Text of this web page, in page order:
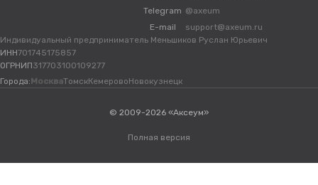
Telegram @axeum
E-mail
support@axeum.ru
Индивидуальный предприниматель Меньшиков Руслан Юрьевич
ИНН701745175857
ОГРНИП317703100109277
Города: МоскваТомскКемеровоНовокузнецк
© 2009-2026 «Аксеум»
Полная версия